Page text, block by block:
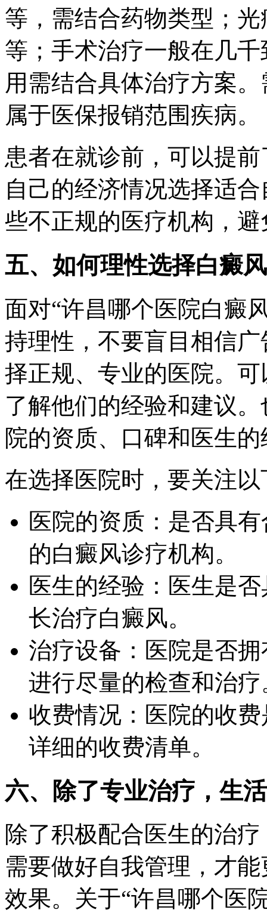
等，需结合药物类型；
等；手术治疗一般在几
用需结合具体治疗方案
属于医保报销范围疾病。
患者在就诊前，可以提
自己的经济情况选择适
些不正规的医疗机构，
五、如何理性选择白癜
面对“许昌哪个医院白癜
持理性，不要盲目相信
择正规、专业的医院。
了解他们的经验和建议
院的资质、口碑和医生
在选择医院时，要关注
医院的资质：是否具
的白癜风诊疗机构。
医生的经验：医生是
长治疗白癜风。
治疗设备：医院是否
进行尽量的检查和治疗
收费情况：医院的收
详细的收费清单。
六、除了专业治疗，生
除了积极配合医生的治
需要做好自我管理，才
效果。关于“许昌哪个医